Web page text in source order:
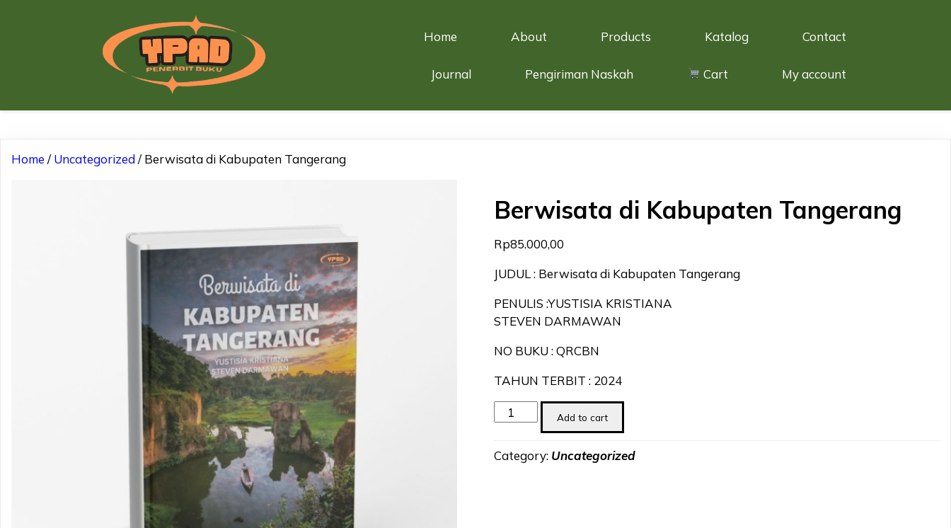
Home About Products Katalog Contact
Journal Pengiriman Naskah Cart My account
Home /Uncategorized/ Berwisata di Kabupaten Tangerang
Berwisata di Kabupaten Tangerang
Rp85.000,00
JUDUL : Berwisata di Kabupaten Tangerang
PENULIS :YUSTISIA KRISTIANA
STEVEN DARMAWAN
NO BUKU : QRCBN
TAHUN TERBIT : 2024
Berwisata
di
Tangerang
Add to cart
Category: Uncategorized